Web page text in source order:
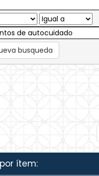
busqueda
ítem: